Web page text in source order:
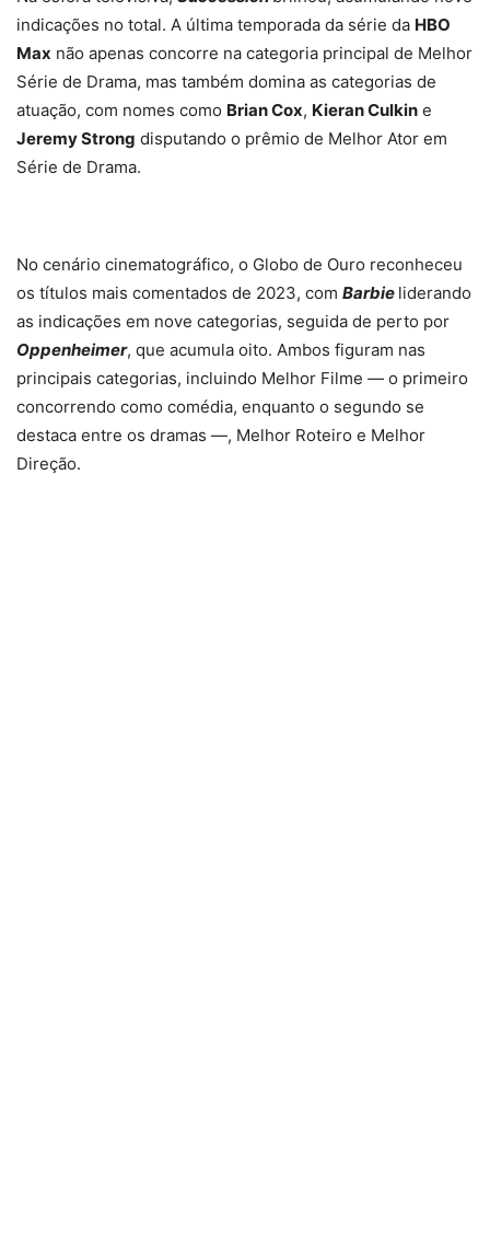
indicações no total. A última temporada da série da HBO
Max não apenas concorre na categoria principal de Melhor
Série de Drama, mas também domina as categorias de
atuação, com nomes como Brian Cox, Kieran Culkin e
Jeremy Strong disputando o prêmio de Melhor Ator em
Série de Drama.
No cenário cinematográfico, o Globo de Ouro reconheceu
os títulos mais comentados de 2023, com Barbie liderando
as indicações em nove categorias, seguida de perto por
Oppenheimer, que acumula oito. Ambos figuram nas
principais categorias, incluindo Melhor Filme — o primeiro
concorrendo como comédia, enquanto o segundo se
destaca entre os dramas —, Melhor Roteiro e Melhor
Direção.